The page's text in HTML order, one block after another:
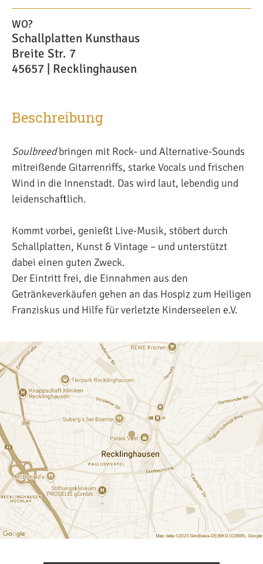
WO?
Schallplatten Kunsthaus
Breite Str. 7
45657 | Recklinghausen
Beschreibung
Soulbreedbringen mit Rock- und Alternative-Sounds
mitreißende Gitarrenriffs, starke Vocals und frischen
Wind in die Innenstadt. Das wird laut, lebendig und
leidenschaftlich.
Kommt vorbei, genießt Live-Musik, stöbert durch
Schallplatten, Kunst & Vintage – und unterstützt
dabei einen guten Zweck.
Der Eintritt frei, die Einnahmen aus den
Getränkeverkäufen gehen an das Hospiz zum Heiligen
Franziskus und Hilfe für verletzte Kinderseelen e.V.